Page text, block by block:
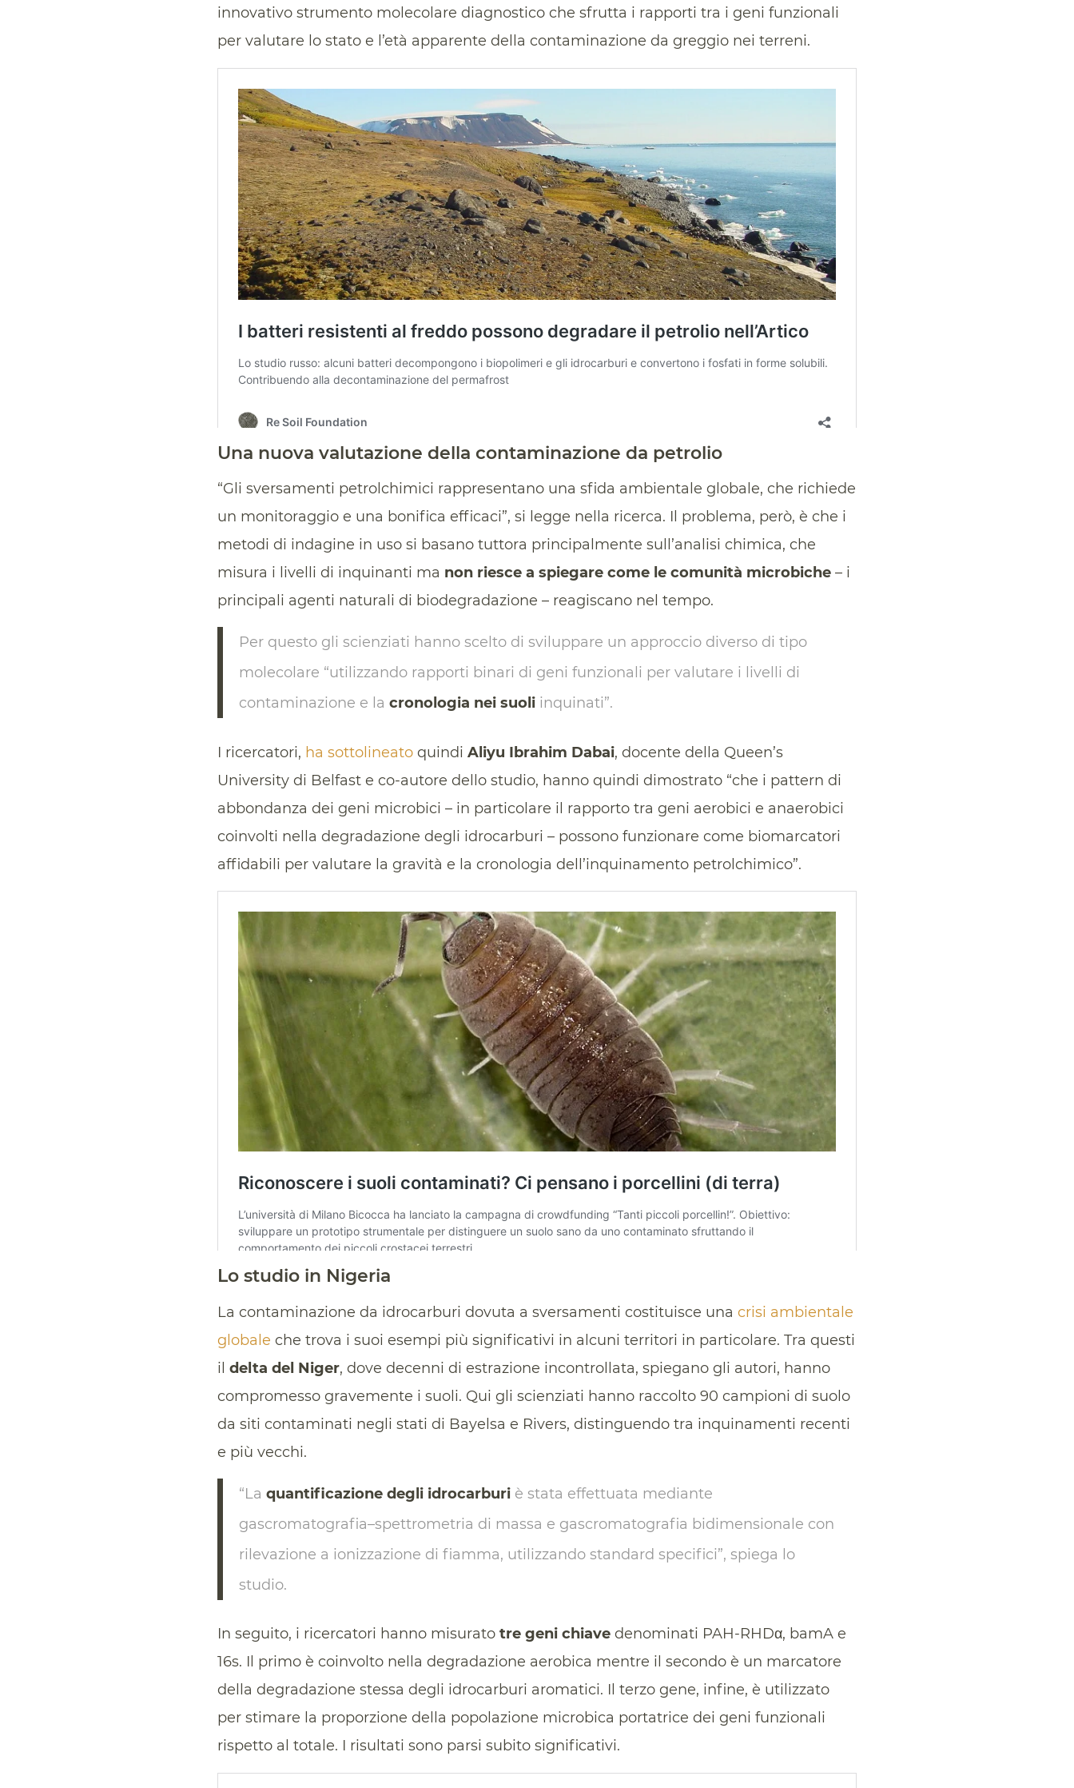
innovativo strumento molecolare diagnostico che sfrutta i rapporti tra i geni funzionali
per valutare lo stato e l’età apparente della contaminazione da greggio nei terreni.
Una nuova valutazione della contaminazione da petrolio
“Gli sversamenti petrolchimici rappresentano una sfida ambientale globale, che richiede
un monitoraggio e una bonifica efficaci”, si legge nella ricerca. Il problema, però, è che i
metodi di indagine in uso si basano tuttora principalmente sull’analisi chimica, che
misura i livelli di inquinanti ma non riesce a spiegare come le comunità microbiche – i
principali agenti naturali di biodegradazione – reagiscano nel tempo.
Per questo gli scienziati hanno scelto di sviluppare un approccio diverso di tipo
molecolare “utilizzando rapporti binari di geni funzionali per valutare i livelli di
contaminazione e la cronologia nei suoli inquinati”.
I ricercatori, ha sottolineato quindi Aliyu Ibrahim Dabai, docente della Queen’s
University di Belfast e co-autore dello studio, hanno quindi dimostrato “che i pattern di
abbondanza dei geni microbici – in particolare il rapporto tra geni aerobici e anaerobici
coinvolti nella degradazione degli idrocarburi – possono funzionare come biomarcatori
affidabili per valutare la gravità e la cronologia dell’inquinamento petrolchimico”.
Lo studio in Nigeria
La contaminazione da idrocarburi dovuta a sversamenti costituisce una crisi ambientale
globale che trova i suoi esempi più significativi in alcuni territori in particolare. Tra questi
il delta del Niger, dove decenni di estrazione incontrollata, spiegano gli autori, hanno
compromesso gravemente i suoli. Qui gli scienziati hanno raccolto 90 campioni di suolo
da siti contaminati negli stati di Bayelsa e Rivers, distinguendo tra inquinamenti recenti
e più vecchi.
“La quantificazione degli idrocarburi è stata effettuata mediante
gascromatografia–spettrometria di massa e gascromatografia bidimensionale con
rilevazione a ionizzazione di fiamma, utilizzando standard specifici”, spiega lo
studio.
In seguito, i ricercatori hanno misurato tre geni chiave denominati PAH-RHDα, bamA e
16s. Il primo è coinvolto nella degradazione aerobica mentre il secondo è un marcatore
della degradazione stessa degli idrocarburi aromatici. Il terzo gene, infine, è utilizzato
per stimare la proporzione della popolazione microbica portatrice dei geni funzionali
rispetto al totale. I risultati sono parsi subito significativi.